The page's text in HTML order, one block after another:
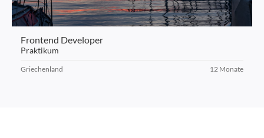
Frontend Developer
Praktikum
Griechenland 12 Monate